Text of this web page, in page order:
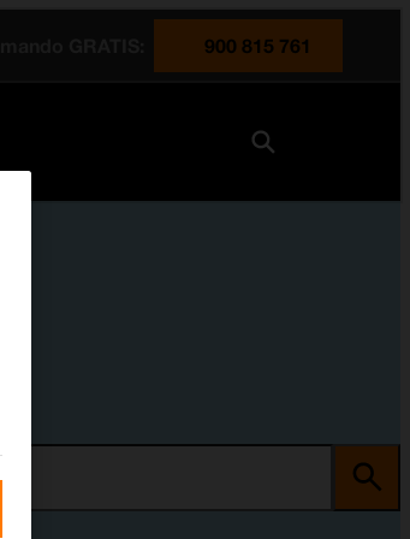
900 815 761